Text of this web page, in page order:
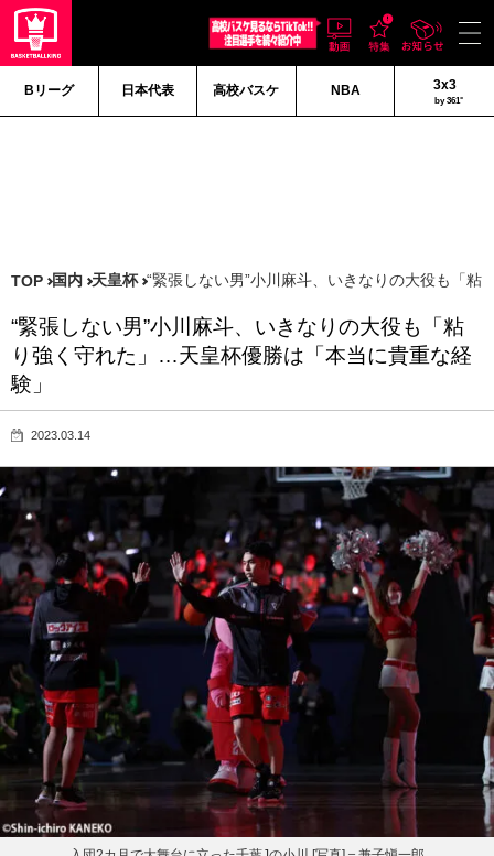
Bリーグ 日本代表 高校バスケ NBA 3x3
by 361°
TOP 国内 天皇杯 “緊張しない男”小川麻斗、いきなりの大役も「
“緊張しない男”小川麻斗、いきなりの大役も「粘
り強く守れた」…天皇杯優勝は「本当に貴重な経
験」
2023.03.14